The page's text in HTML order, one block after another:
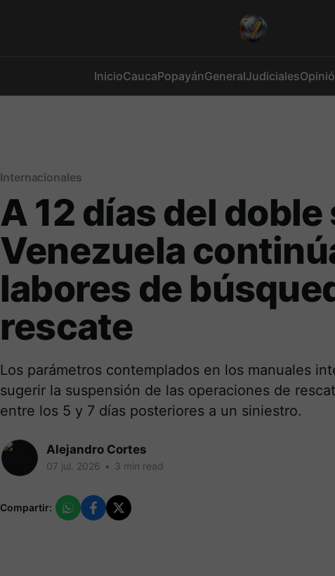
InicioCaucaPopayánGeneralJudiciales
Internacionales
A 12 días del
Venezuela
labores de
rescate
Los parámetros contemplados en los manuales
sugerir la suspensión de las operaciones de
entre los 5 y 7 días posteriores a un siniestro.
Alejandro Cortes
07 jul. 2026 • 3 min read
Compartir: